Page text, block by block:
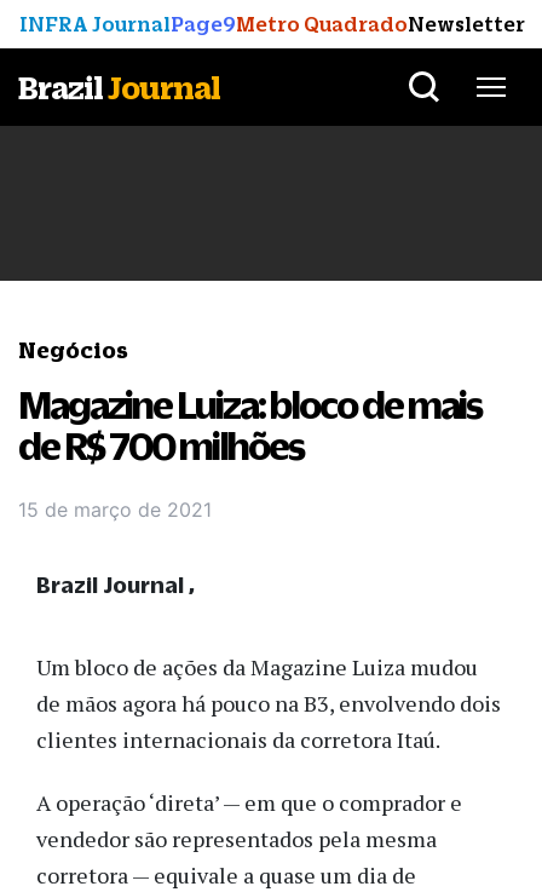
INFRA JournalPage9Metro QuadradoNewsletter
BrazilJournal
Negócios
Magazine Luiza: bloco de mais
de R$ 700 milhões
15 de março de 2021
Um bloco de ações da Magazine Luiza mudou
de mãos agora há pouco na B3, envolvendo dois
clientes internacionais da corretora Itaú.
A operação ‘direta’ — em que o comprador e
vendedor são representados pela mesma
corretora — equivale a quase um dia de
Brazil Journal